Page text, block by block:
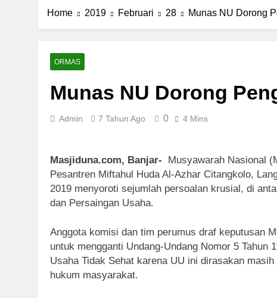
Home 2019 Februari 28 Munas NU Dorong
ORMAS
Munas NU Dorong
Admin 7 Tahun Ago 0 4 Mins
Masjiduna.com, Banjar- Musyawarah Nasional
Pesantren Miftahul Huda Al-Azhar Citangkolo,
2019 menyoroti sejumlah persoalan krusial, di
dan Persaingan Usaha.
Anggota komisi dan tim perumus draf keputusan
untuk mengganti Undang-Undang Nomor 5 Tahun
Usaha Tidak Sehat karena UU ini dirasakan
hukum masyarakat.